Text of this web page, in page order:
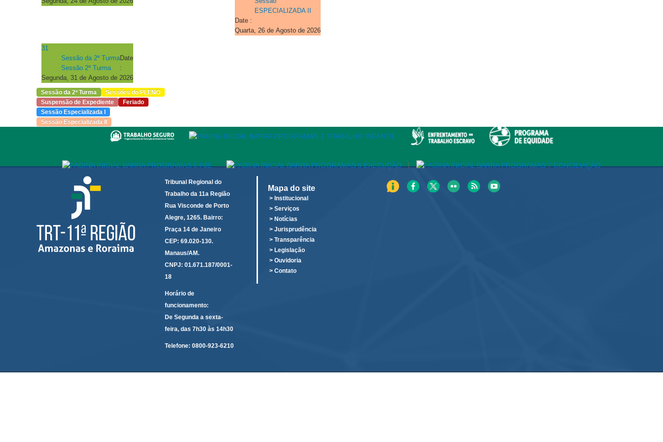
ESPECIALIZADA II
Date :
Quarta, 26 de Agosto de 2026
31
Sessão da 2ª Turma
Sessão 2ª Turma
Date
:
Segunda, 31 de Agosto de 2026
Sessão da 2ª Turma
Sessões do PLENO
Suspensão de Expediente
Feriado
Sessão Especializada I
Sessão Especializada II
|
Tribunal Regional do
Trabalho da 11a Região
Rua Visconde de Porto
Alegre, 1265. Bairro:
Praça 14 de Janeiro
CEP: 69.020-130.
Manaus/AM.
CNPJ: 01.671.187/0001-
18
Horário de
funcionamento:
De Segunda a sexta-
feira, das 7h30 às 14h30
Telefone: 0800-923-6210
Mapa do site
> Institucional
> Serviços
> Notícias
> Jurisprudência
> Transparência
> Legislação
> Ouvidoria
> Contato